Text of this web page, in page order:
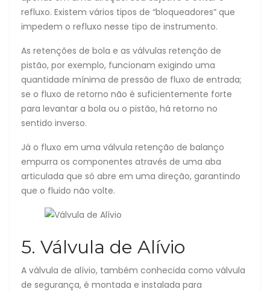
refluxo. Existem vários tipos de “bloqueadores” que
impedem o refluxo nesse tipo de instrumento.
As retenções de bola e as válvulas retenção de
pistão, por exemplo, funcionam exigindo uma
quantidade mínima de pressão de fluxo de entrada;
se o fluxo de retorno não é suficientemente forte
para levantar a bola ou o pistão, há retorno no
sentido inverso.
Já o fluxo em uma válvula retenção de balanço
empurra os componentes através de uma aba
articulada que só abre em uma direção, garantindo
que o fluido não volte.
5. Válvula de Alívio
A válvula de alívio, também conhecida como válvula
de segurança, é montada e instalada para